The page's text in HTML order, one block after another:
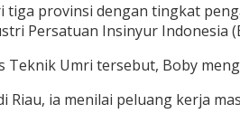
tiga provinsi dengan tingkat
Persatuan Insinyur Indonesia
Teknik Umri tersebut, Boby
Riau, ia menilai peluang kerja